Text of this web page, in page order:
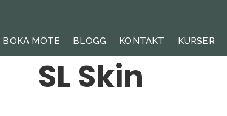
BOKA MÖTE BLOGG KONTAKT KURSER
SL Skin